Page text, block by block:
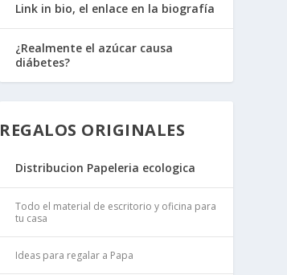
Link in bio, el enlace en la biografía
¿Realmente el azúcar causa
diábetes?
REGALOS ORIGINALES
Distribucion Papeleria ecologica
Todo el material de escritorio y oficina para
tu casa
Ideas para regalar a Papa